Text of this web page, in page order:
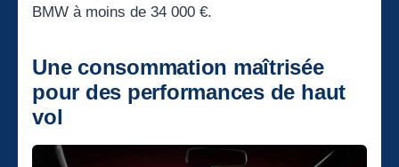
BMW à moins de 34 000 €.
Une consommation maîtrisée
pour des performances de haut
vol